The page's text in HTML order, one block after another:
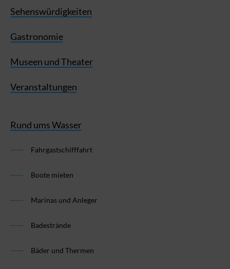
Sehenswürdigkeiten
Gastronomie
Museen und Theater
Veranstaltungen
Rund ums Wasser
Fahrgastschifffahrt
Boote mieten
Marinas und Anleger
Badestrände
Bäder und Thermen